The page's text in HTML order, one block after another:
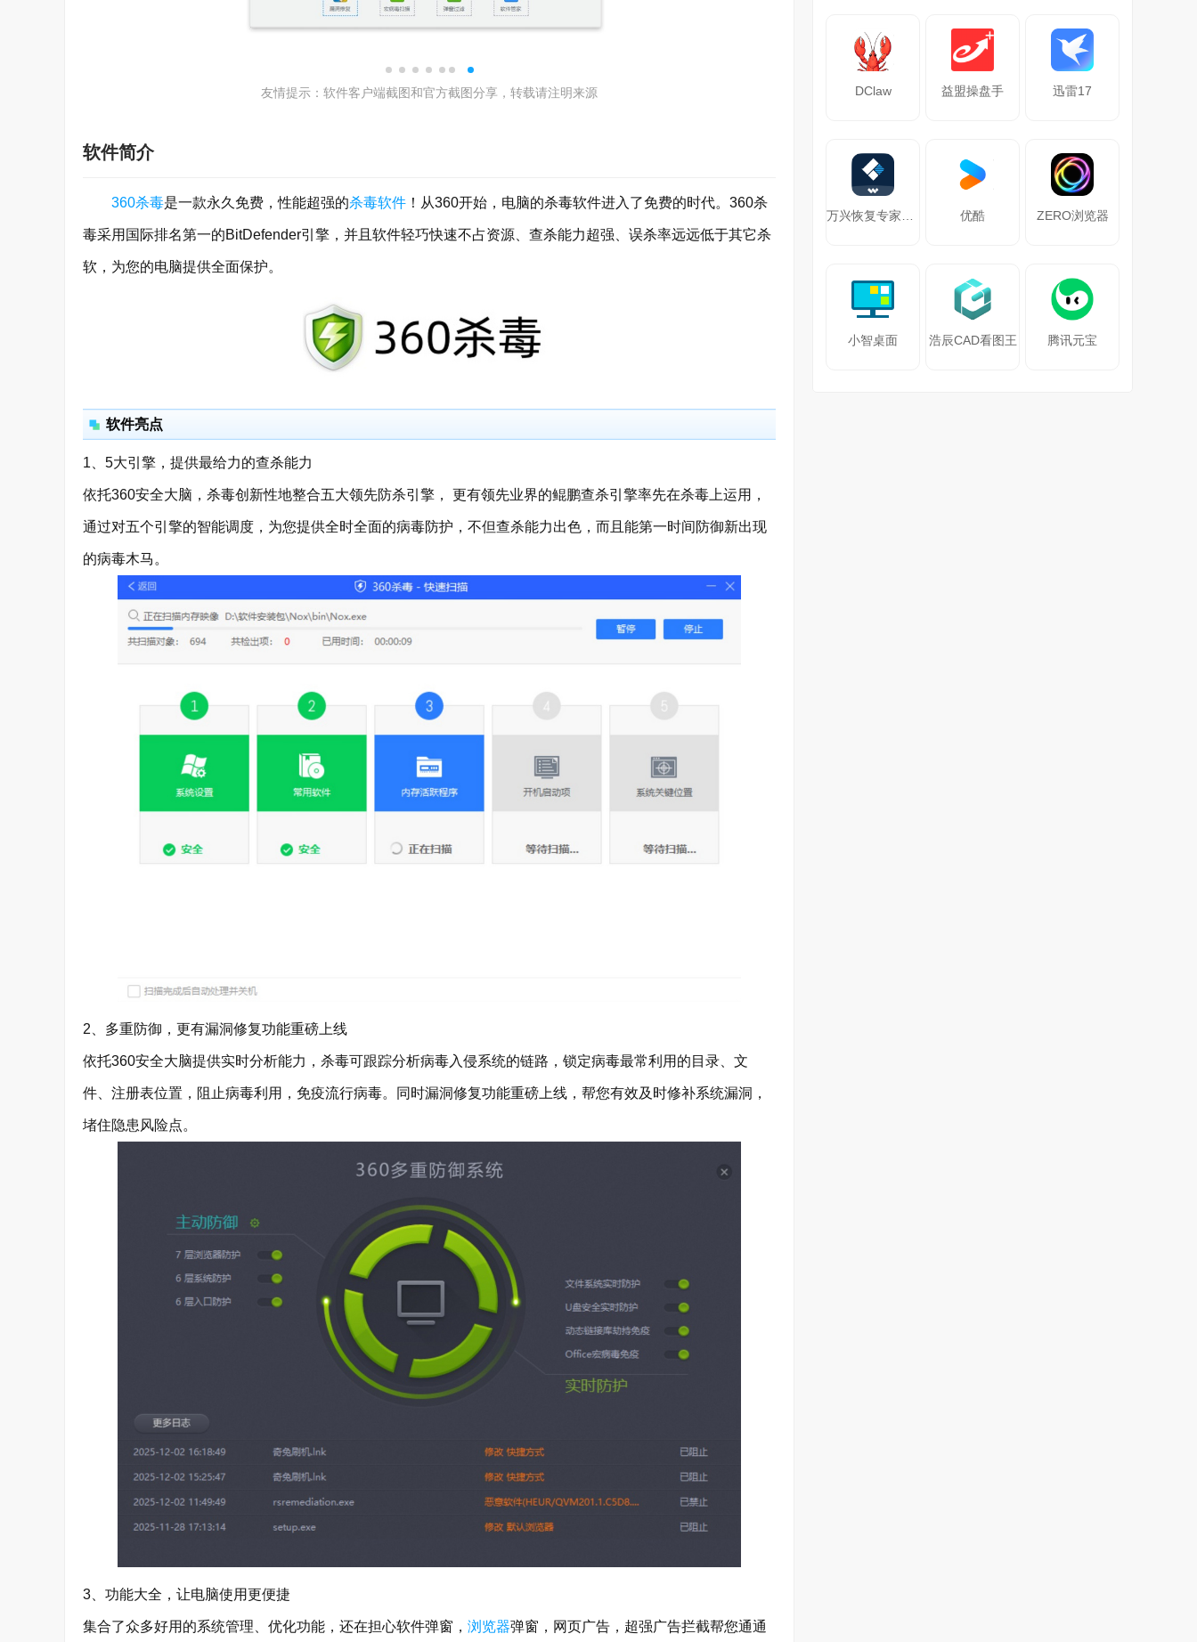
友情提示：软件客户端截图和官方截图分享，转载请注明来源
软件简介
360杀毒是一款永久免费，性能超强的杀毒软件 ！从360开始，电脑的杀毒软件进入了免费的时代。360杀
毒采用国际排名第一的BitDefender引擎，并且软件轻巧快速不占资源、查杀能力超强、误杀率远远低于其它杀
软，为您的电脑提供全面保护。
软件亮点
1、5大引擎，提供最给力的查杀能力
依托360安全大脑，杀毒创新性地整合五大领先防杀引擎， 更有领先业界的鲲鹏查杀引擎率先在杀毒上运用，
通过对五个引擎的智能调度，为您提供全时全面的病毒防护，不但查杀能力出色，而且能第一时间防御新出现
的病毒木马。
2、多重防御，更有漏洞修复功能重磅上线
依托360安全大脑提供实时分析能力，杀毒可跟踪分析病毒入侵系统的链路，锁定病毒最常利用的目录、文
件、注册表位置，阻止病毒利用，免疫流行病毒。同时漏洞修复功能重磅上线，帮您有效及时修补系统漏洞，
堵住隐患风险点。
3、功能大全，让电脑使用更便捷
集合了众多好用的系统管理、优化功能，还在担心软件弹窗， 浏览器弹窗，网页广告，超强广告拦截帮您通通
DClaw 益盟操盘手 迅雷17
优酷 ZERO浏览器
小智桌面 浩辰CAD看图王 腾讯元宝